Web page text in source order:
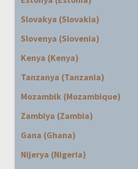
Slovakya (Slovakia)
Slovenya (Slovenia)
Kenya (Kenya)
Tanzanya (Tanzania)
Mozambik (Mozambique)
Zambiya (Zambia)
Gana (Ghana)
Nijerya (Nigeria)